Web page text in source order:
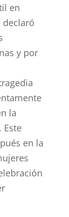
en
declaró
y por
la
Este
en la